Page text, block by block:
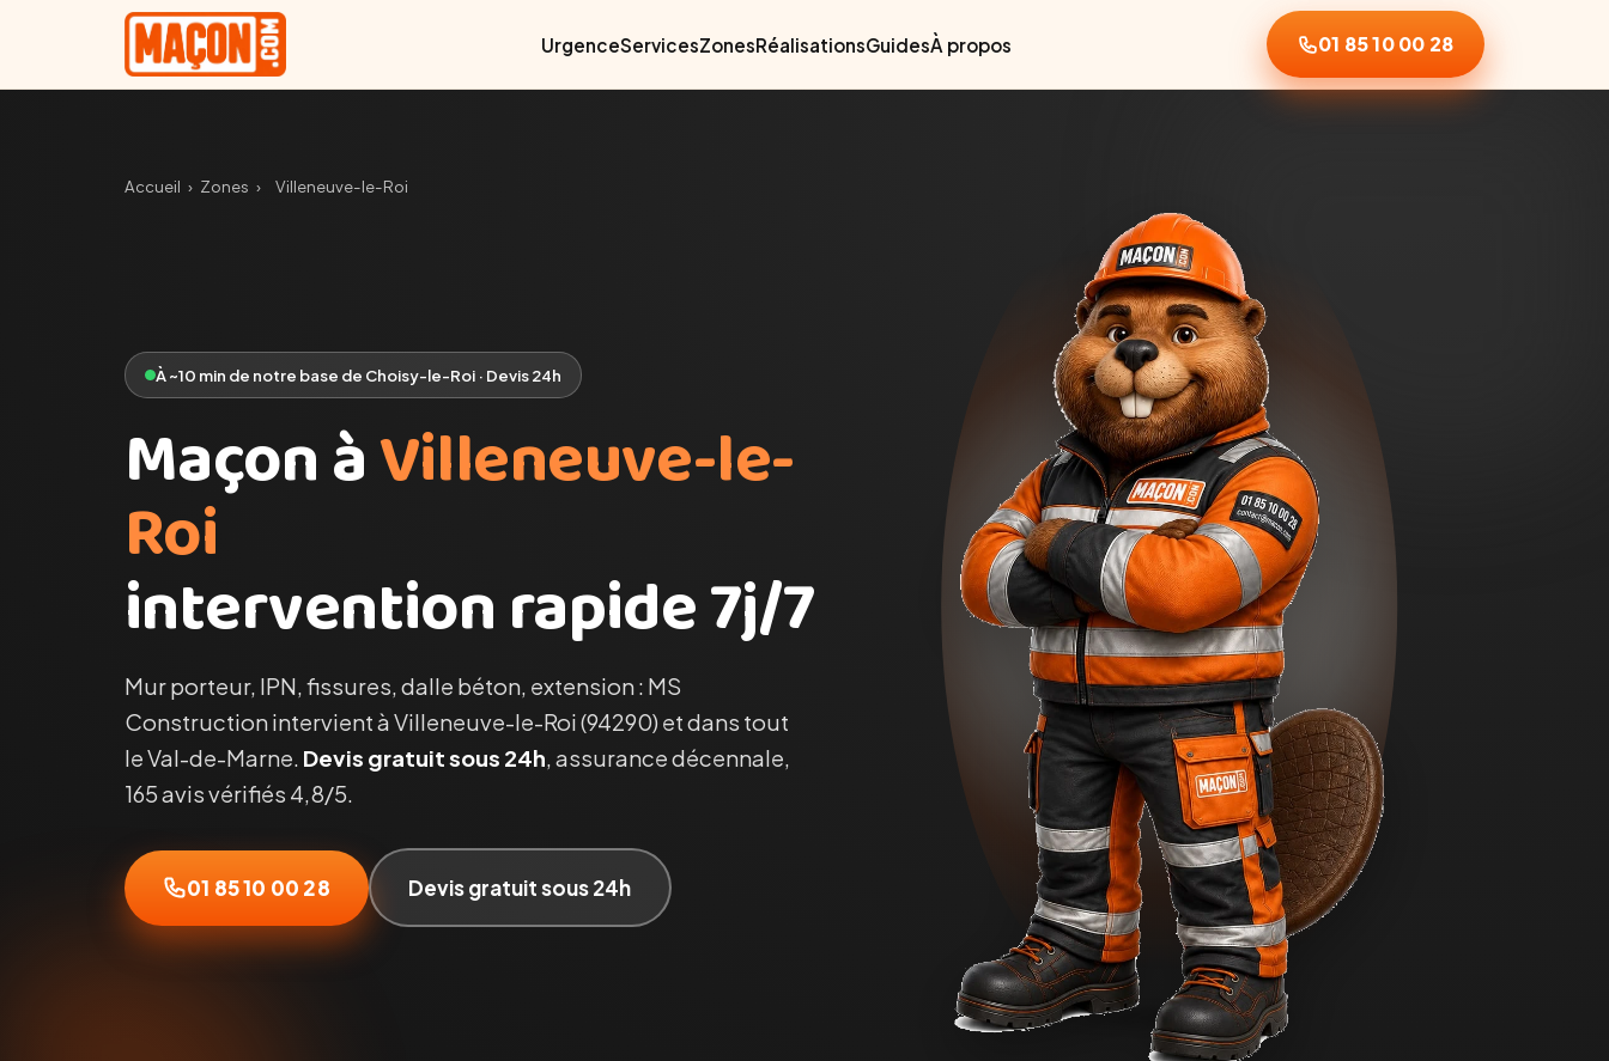
UrgenceServicesZonesRéalisationsGuidesÀ propos 01 85 10 00 28
Accueil › Zones › Villeneuve-le-Roi
À ~10 min de notre base de Choisy-le-Roi · Devis 24h
Maçon àVilleneuve-le-
Roi
intervention rapide 7j/7
Mur porteur, IPN, fissures, dalle béton, extension : MS
Construction intervient à Villeneuve-le-Roi (94290) et dans tout
le Val-de-Marne. Devis gratuit sous 24h, assurance décennale,
165 avis vérifiés 4,8/5.
01 85 10 00 28 Devis gratuit sous 24h